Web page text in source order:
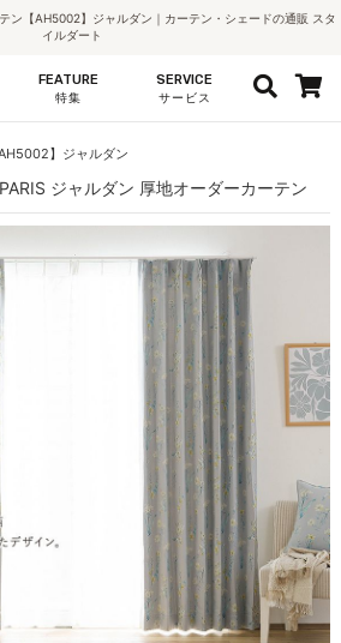
ン【AH5002】ジャルダン｜カーテン・シェードの通販 スタ
イルダート
FEATURE
特集
SERVICE
サービス
AH5002】ジャルダン
ジャルダン 厚地オーダーカーテン